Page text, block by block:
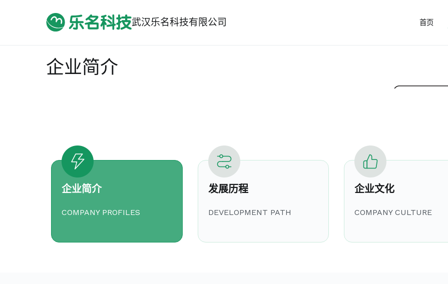
武汉乐名科技有限公司 首页
企业简介
企业简介
COMPANY PROFILES
发展历程
DEVELOPMENT PATH
企业文化
COMPANY CULTURE